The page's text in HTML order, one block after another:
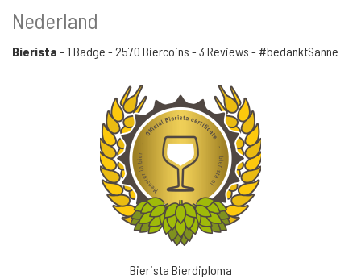
Nederland
Bierista - 1 Badge - 2570 Biercoins - 3 Reviews - #bedanktSanne
Bierista Bierdiploma